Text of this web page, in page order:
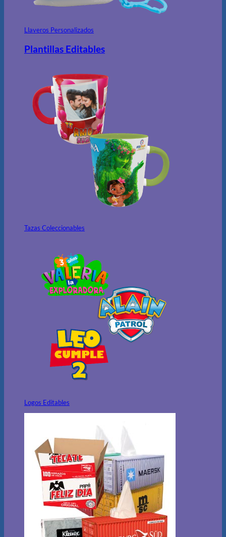
Llaveros Personalizados
Plantillas Editables
Tazas Coleccionables
Logos Editables